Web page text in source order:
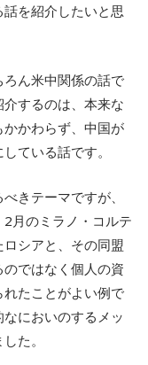
を紹介したいと思
ん米中関係の話で
するのは、本来な
かわらず、中国が
ている話です。
きテーマですが、
月のミラノ・コルテ
シアと、その同盟
ではなく個人の資
たことがよい例で
においのするメッ
た。